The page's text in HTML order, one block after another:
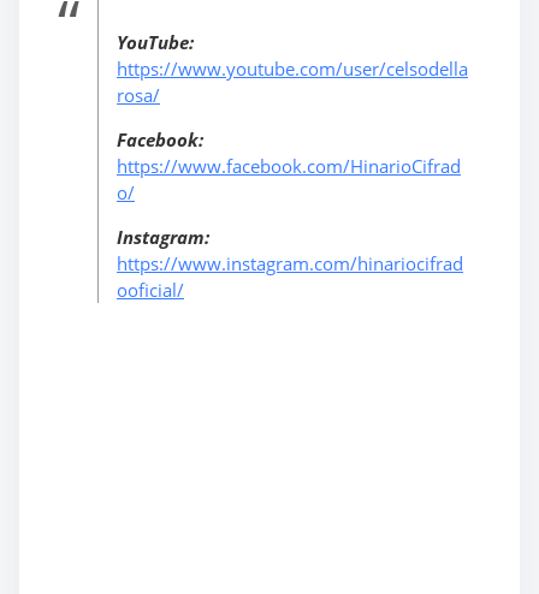
YouTube:
https://www.youtube.com/user/celsodella
rosa/
Facebook:
https://www.facebook.com/HinarioCifrad
o/
Instagram:
https://www.instagram.com/hinariocifrad
ooficial/